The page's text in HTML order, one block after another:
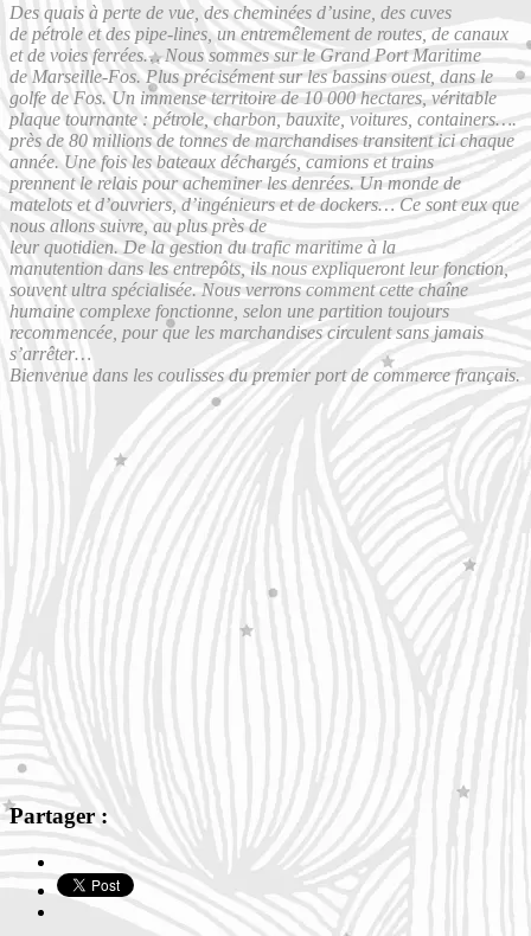
Des quais à perte de vue, des cheminées d’usine, des cuves
de pétrole et des pipe-lines, un entremêlement de routes, de canaux
et de voies ferrées… Nous sommes sur le Grand Port Maritime
de Marseille-Fos. Plus précisément sur les bassins ouest, dans le
golfe de Fos. Un immense territoire de 10 000 hectares, véritable
plaque tournante : pétrole, charbon, bauxite, voitures, containers….
près de 80 millions de tonnes de marchandises transitent ici chaque
année. Une fois les bateaux déchargés, camions et trains
prennent le relais pour acheminer les denrées. Un monde de
matelots et d’ouvriers, d’ingénieurs et de dockers… Ce sont eux que
nous allons suivre, au plus près de
leur quotidien. De la gestion du trafic maritime à la
manutention dans les entrepôts, ils nous expliqueront leur fonction,
souvent ultra spécialisée. Nous verrons comment cette chaîne
humaine complexe fonctionne, selon une partition toujours
recommencée, pour que les marchandises circulent sans jamais
s’arrêter…
Bienvenue dans les coulisses du premier port de commerce français.
Partager :